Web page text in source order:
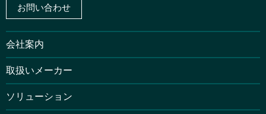
お問い合わせ
会社案内
取扱いメーカー
ソリューション